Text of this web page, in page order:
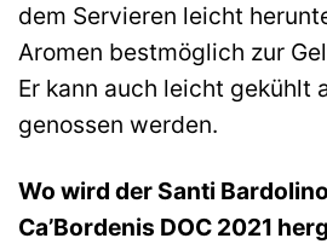
dem Servieren leicht
Aromen bestmöglich zur
Er kann auch leicht gekühlt
genossen werden.
Wo wird der Santi
Ca’Bordenis DOC 2021